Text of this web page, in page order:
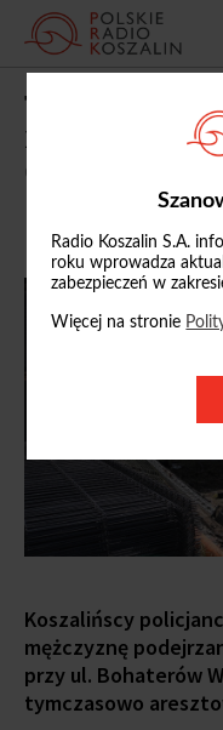
Radio Koszalin S.A.
roku wprowadza
zabezpieczeń w
Więcej na stronie
Tymczasowy
podpalenie
02/06/2026, 15:19
Koszalińscy
mężczyznę
przy ul. Bohaterów
tymczasowo